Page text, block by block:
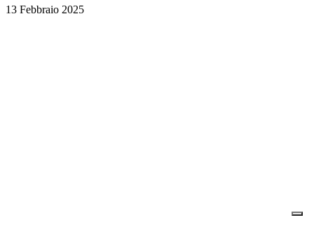
13 Febbraio 2025